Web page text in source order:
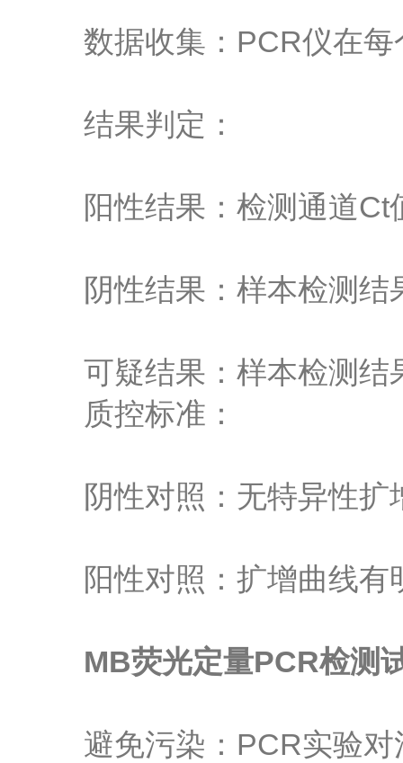
数据收集：PCR仪在每
结果判定：
阳性结果：检测通道Ct
阴性结果：样本检测结
可疑结果：样本检测结
质控标准：
阴性对照：无特异性扩
阳性对照：扩增曲线有
MB荧光定量PCR检测
避免污染：PCR实验对